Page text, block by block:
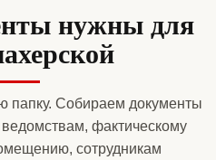
нужны для
папку. Собираем документы
фактическому
сотрудникам